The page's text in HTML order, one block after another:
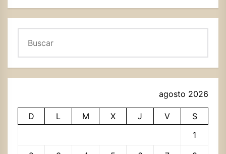
agosto 2026
D L M X J V
S
1